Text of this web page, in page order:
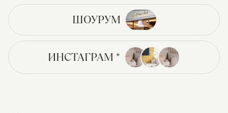
ШОУРУМ
ИНСТАГРАМ *